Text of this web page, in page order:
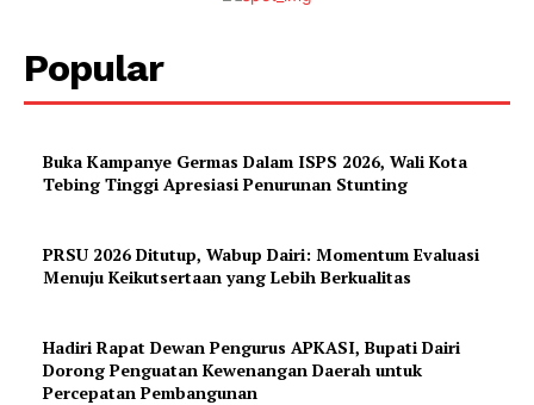
Popular
Buka Kampanye Germas Dalam ISPS 2026, Wali Kota
Tebing Tinggi Apresiasi Penurunan Stunting
PRSU 2026 Ditutup, Wabup Dairi: Momentum Evaluasi
Menuju Keikutsertaan yang Lebih Berkualitas
Hadiri Rapat Dewan Pengurus APKASI, Bupati Dairi
Dorong Penguatan Kewenangan Daerah untuk
Percepatan Pembangunan